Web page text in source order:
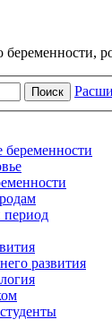
Поиск
период
развития